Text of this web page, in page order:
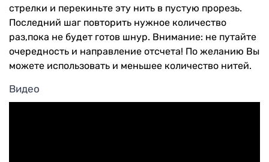
стрелки и перекиньте эту нить в пустую прорезь.
Последний шаг повторить нужное количество
раз,пока не будет готов шнур. Внимание: не путайте
очередность и направление отсчета! По желанию Вы
можете использовать и меньшее количество нитей.
Видео